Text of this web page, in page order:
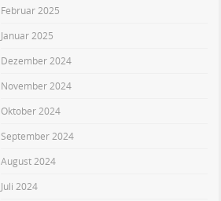
Februar 2025
Januar 2025
Dezember 2024
November 2024
Oktober 2024
September 2024
August 2024
Juli 2024